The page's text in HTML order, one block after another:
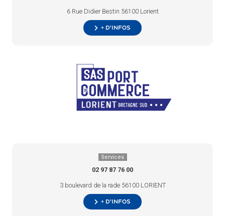
6 Rue Didier Bestin 56100 Lorient
+ d’infos
Services
02 97 87 76 00
3 boulevard de la rade 56100 LORIENT
+ d’infos